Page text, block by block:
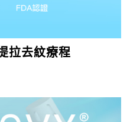
拉去紋療程